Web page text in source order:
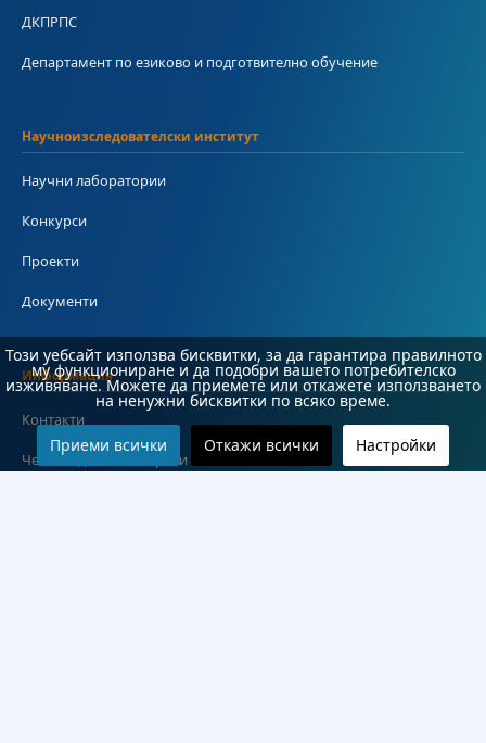
ДКПРПС
Департамент по езиково и подготвително обучение
Научноизследователски институт
Научни лаборатории
Конкурси
Проекти
Документи
Информация
Контакти
Често задавани въпроси
Този уебсайт използва бисквитки, за да гарантира правилното
му функциониране и да подобри вашето потребителско
изживяване. Можете да приемете или откажете използването
на ненужни бисквитки по всяко време.
Приеми всички Откажи всички Настройки